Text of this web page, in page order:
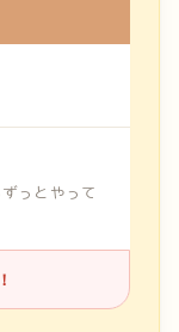
っとやって